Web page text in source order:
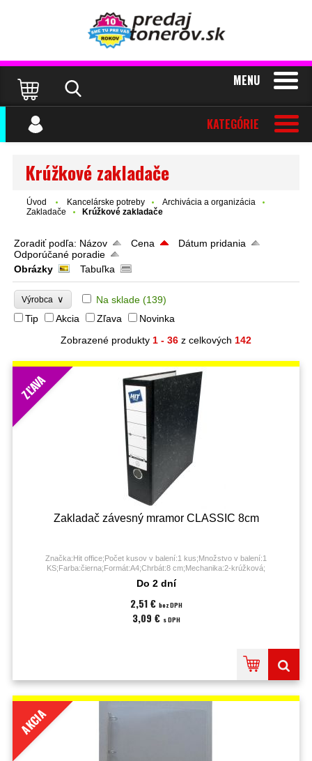
MENU
KATEGÓRIE
Krúžkové zakladače
Úvod Kancelárske potreby
Archivácia a organizácia
Zakladače
Krúžkové zakladače
Zoradiť podľa: Názov Cena
Dátum pridania
Odporúčané poradie
Obrázky
Tabuľka
Výrobca ∨ Na sklade (139)
Tip
Akcia Zľava
Novinka
Zobrazené produkty 1 - 36 z celkových 142
ZĽAVA
Zakladač závesný mramor CLASSIC 8cm
Značka:Hit office;Počet kusov v balení:1 kus;Množstvo v balení:1
KS;Farba:čierna;Formát:A4;Chrbát:8 cm;Mechanika:2-krúžková;
Do 2 dní
2,51 € bez DPH
3,09 € s DPH
AKCIA